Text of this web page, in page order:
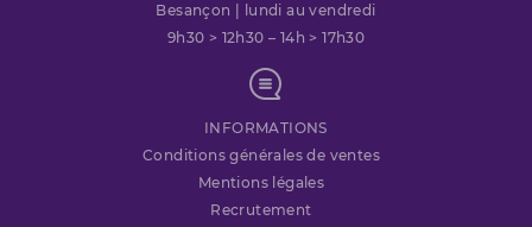
Besançon | lundi au vendredi
9h30 > 12h30 – 14h > 17h30
INFORMATIONS
Conditions générales de ventes
Mentions légales
Recrutement